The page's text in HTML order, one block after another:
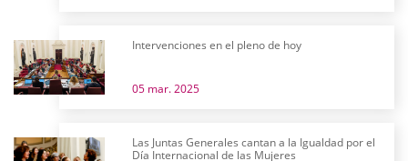
Intervenciones en el pleno de hoy
05 mar. 2025
Las Juntas Generales cantan a la Igualdad por el
Día Internacional de las Mujeres